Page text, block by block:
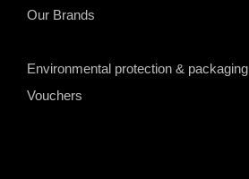
Our Brands
Environmental protection & packaging
Vouchers